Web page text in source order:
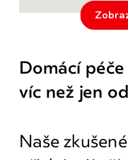
Domácí
víc než jen
Naše